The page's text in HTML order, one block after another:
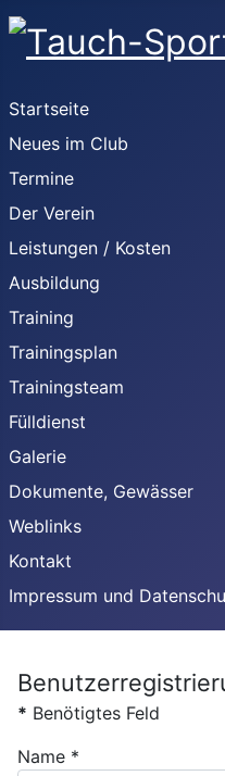
Startseite
Neues im Club
Termine
Der Verein
Leistungen / Kosten
Ausbildung
Training
Trainingsplan
Trainingsteam
Fülldienst
Galerie
Dokumente, Gewässer
Weblinks
Kontakt
Impressum und
* Benötigtes Feld
Name *